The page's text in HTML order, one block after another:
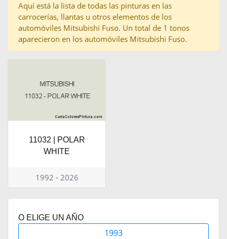
Aquí está la lista de todas las pinturas en las
carrocerías, llantas u otros elementos de los
automóviles Mitsubishi Fuso. Un total de 1 tonos
aparecieron en los automóviles Mitsubishi Fuso.
11032 | POLAR
WHITE
1992 - 2026
O ELIGE UN AÑO
1993